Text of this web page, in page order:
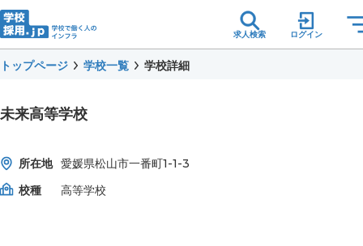
求人検索 ログイン
トップページ 学校一覧 学校詳細
未来高等学校
所在地 愛媛県松山市一番町1-1-3
校種
高等学校